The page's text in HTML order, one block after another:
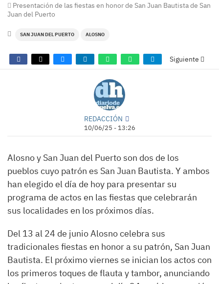
Presentación de las fiestas en honor de San Juan Bautista de San
Juan del Puerto
SAN JUAN DEL PUERTO ALOSNO
Siguiente
REDACCIÓN
10/06/25 - 13:26
Alosno y San Juan del Puerto son dos de los
pueblos cuyo patrón es San Juan Bautista. Y ambos
han elegido el día de hoy para presentar su
programa de actos en las fiestas que celebrarán
sus localidades en los próximos días.
Del 13 al 24 de junio Alosno celebra sus
tradicionales fiestas en honor a su patrón, San Juan
Bautista. El próximo viernes se inician los actos con
los primeros toques de flauta y tambor, anunciando